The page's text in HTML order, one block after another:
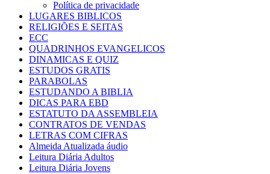
Política de privacidade
LUGARES BIBLICOS
RELIGIÕES E SEITAS
ECC
QUADRINHOS EVANGELICOS
DINAMICAS E QUIZ
ESTUDOS GRATIS
PARABOLAS
ESTUDANDO A BIBLIA
DICAS PARA EBD
ESTATUTO DA ASSEMBLEIA
CONTRATOS DE VENDAS
LETRAS COM CIFRAS
Almeida Atualizada áudio
Leitura Diária Adultos
Leitura Diária Jovens